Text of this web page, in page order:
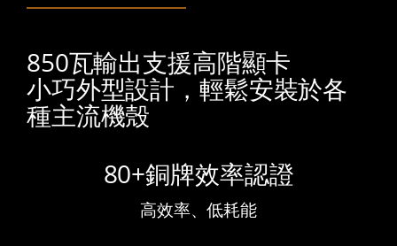
850瓦輸出支援高階顯卡
小巧外型設計，輕鬆安裝於各
種主流機殼
80+銅牌效率認證
高效率、低耗能